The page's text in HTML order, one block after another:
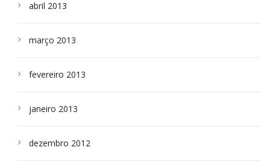
abril 2013
março 2013
fevereiro 2013
janeiro 2013
dezembro 2012